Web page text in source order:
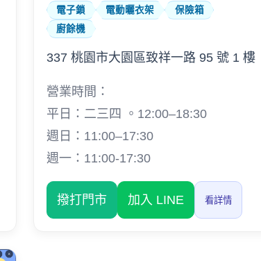
電子鎖 電動曬衣架
保險箱
廚餘機
337 桃園市大園區致祥一路 95 號 1 樓
營業時間：
平日：二三四 。12:00–18:30
週日：11:00–17:30
週一：11:00-17:30
撥打門市 加入 LINE 看詳情